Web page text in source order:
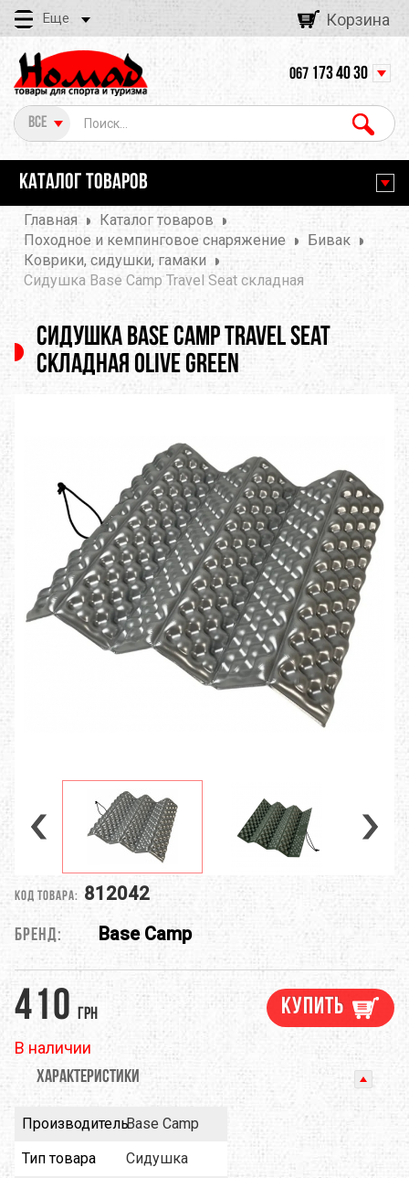
Еще Корзина
Все
067 173 40 30
КАТАЛОГ ТОВАРОВ
Главная
Каталог товаров
Походное и кемпинговое снаряжение
Бивак
Коврики, сидушки, гамаки
Сидушка Base Camp Travel Seat складная
Сидушка Base Camp Travel Seat
складная olive green
Код товара: 812042
Бренд: Base Camp
410 грн
В наличии
Купить
ХАРАКТЕРИСТИКИ
ПроизводительBase Camp
Тип товара
Сидушка